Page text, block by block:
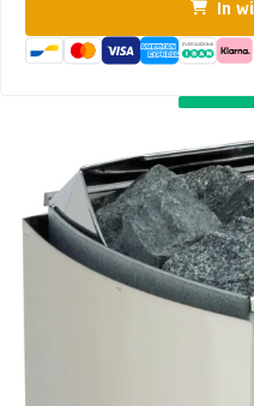
In
Product
Artikel heeft verschillende
transport. Ook is de verpakking
Vermogen: 2.3 kWExclusief:
nodig)Aanbevolen saunagrootte